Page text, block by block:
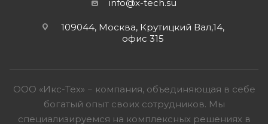
info@x-tech.su
109044, Москва, Крутицкий Вал,14,
офис 315
ООО «Икс-Тех» − компания, объединяющая в себе
богатый опыт своих сотрудников. Мы
специализируемся на комплексных решениях в